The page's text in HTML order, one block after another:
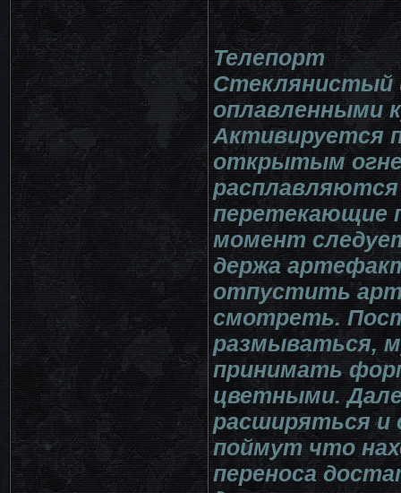
Телепорт
Стеклянистый
оплавленными
Активируется
открытым
перетекающие
момент
держа
отпустить
смотреть.
размываться,
принимать
цветными.
расширяться и
поймут что
переноса